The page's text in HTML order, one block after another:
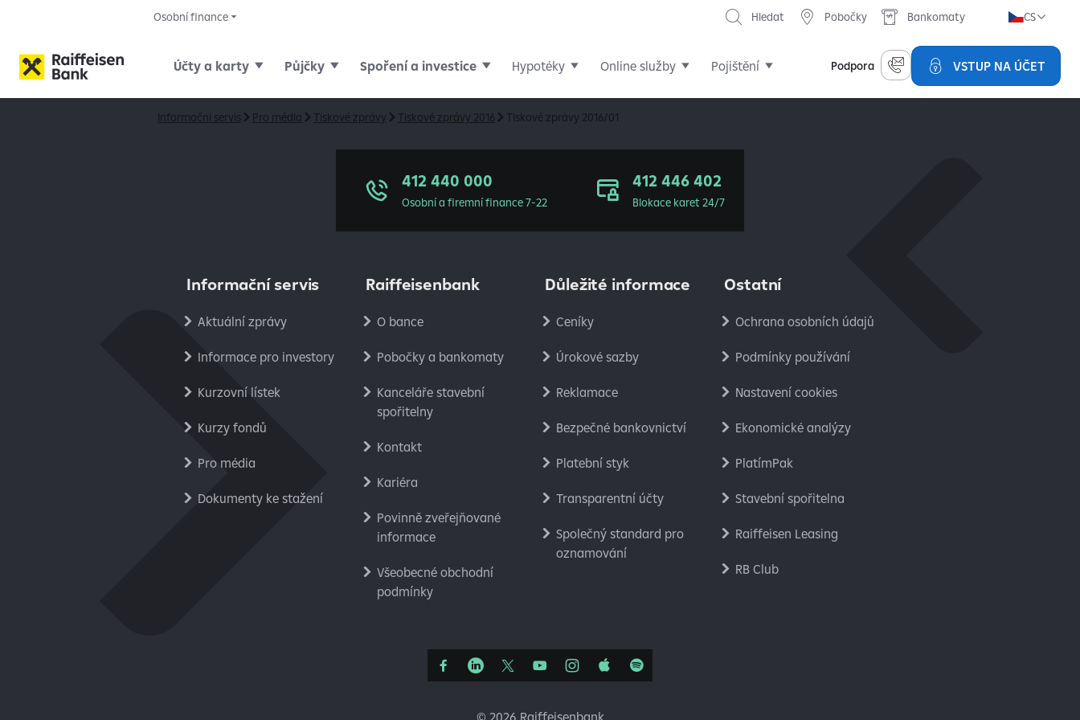
Účty a karty Půjčky Spoření a investice Hypotéky Online služby Pojištění Podpora VSTUP NA ÚČET
Osobní finance CS
Hledat Pobočky Bankomaty
Informační servis Pro média Tiskové zprávy Tiskové zprávy 2016 Tiskové zprávy 2016/01
412 440 000
Osobní a firemní finance 7-22
412 446 402
Blokace karet 24/7
Informační servis
Aktuální zprávy
Informace pro investory
Kurzovní lístek
Kurzy fondů
Pro média
Dokumenty ke stažení
Raiffeisenbank
O bance
Pobočky a bankomaty
Kanceláře stavební
spořitelny
Kontakt
Kariéra
Povinně zveřejňované
informace
Všeobecné obchodní
podmínky
Důležité informace
Ceníky
Úrokové sazby
Reklamace
Bezpečné bankovnictví
Platební styk
Transparentní účty
Společný standard pro
oznamování
Ostatní
Ochrana osobních údajů
Podmínky používání
Nastavení cookies
Ekonomické analýzy
PlatímPak
Stavební spořitelna
Raiffeisen Leasing
RB Club
© 2026 Raiffeisenbank